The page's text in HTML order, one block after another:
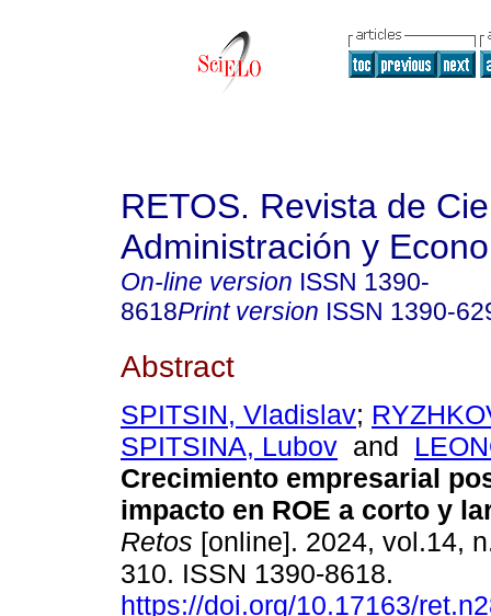
RETOS. Revista de
Administración y
On-line version ISSN 1390-
8618Print version ISSN 1390-
Abstract
SPITSIN, Vladislav;
SPITSINA, Lubov and
Crecimiento empresarial
impacto en ROE a corto y
Retos [online]. 2024, vol.14,
310. ISSN 1390-8618.
https://doi.org/10.17163/